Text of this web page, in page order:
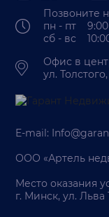
Позвоните
пн - пт 9:00
сб - вс
Офис в
ул. Толстого,
E-mail:
ООО «Артель
Место оказания
г. Минск, ул. Льва